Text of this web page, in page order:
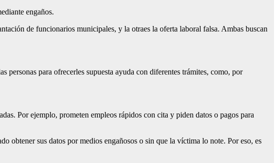
engaños.
de funcionarios municipales, y la otraes la oferta laboral falsa. Ambas buscan
personas para ofrecerles supuesta ayuda con diferentes trámites, como, por
Por ejemplo, prometen empleos rápidos con cita y piden datos o pagos para
obtener sus datos por medios engañosos o sin que la víctima lo note. Por eso, es